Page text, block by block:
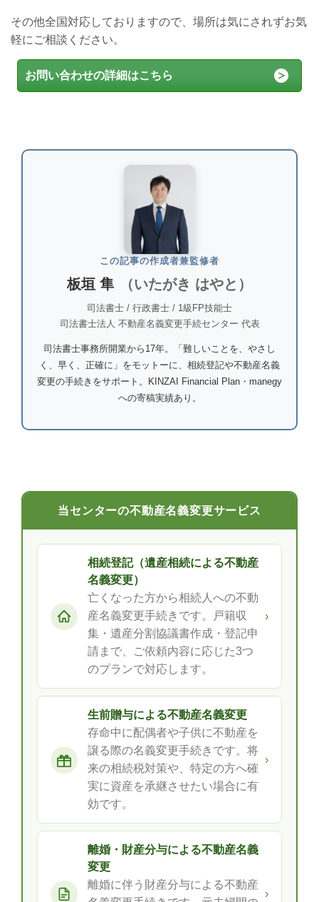
その他全国対応しておりますので、場所は気にされずお気
軽にご相談ください。
お問い合わせの詳細はこちら
この記事の作成者兼監修者
板垣 隼 （いたがき はやと）
司法書士 / 行政書士 / 1級FP技能士
司法書士法人 不動産名義変更手続センター 代表
司法書士事務所開業から17年。「難しいことを、やさし
く、早く、正確に」をモットーに、相続登記や不動産名義
変更の手続きをサポート。KINZAI Financial Plan・manegy
への寄稿実績あり。
当センターの不動産名義変更サービス
相続登記（遺産相続による不動産
名義変更）
亡くなった方から相続人への不動
産名義変更手続きです。戸籍収
集・遺産分割協議書作成・登記申
請まで、ご依頼内容に応じた3つ
のプランで対応します。
›
生前贈与による不動産名義変更
存命中に配偶者や子供に不動産を
譲る際の名義変更手続きです。将
来の相続税対策や、特定の方へ確
実に資産を承継させたい場合に有
効です。
›
離婚・財産分与による不動産名義
変更
離婚に伴う財産分与による不動産
›